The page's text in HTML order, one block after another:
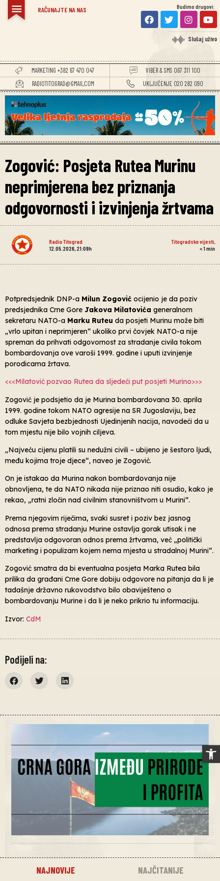
RAČUNAJTE NA NAS Budimo drugovi:
Slušaj uživo
MARKETING +382 67 470 047
VIBER & SMS 067 311 100
RADIOTITOGRAD@GMAIL.COM
UKLJUČENJE 020 282 090
Zogović: Posjeta Rutea Murinu
neprimjerena bez priznanja
odgovornosti i izvinjenja žrtvama
Radio Titograd Titogradske vijesti
12.05.2026, 21:09h
< 1 min
Potpredsjednik DNP-a Milun Zogović ocijenio je da poziv
predsjednika Crne Gore Jakova Milatovića generalnom
sekretaru NATO-a Marku Ruteu da posjeti Murinu može biti
„vrlo upitan i neprimjeren“ ukoliko prvi čovjek NATO-a nije
spreman da prihvati odgovornost za stradanje civila tokom
bombardovanja ove varoši 1999. godine i uputi izvinjenje
porodicama žrtava.
<<<Milatović pozvao Rutea da sljedeći put posjeti Murino>>>
Zogović je podsjetio da je Murina bombardovana 30. aprila
1999. godine tokom NATO agresije na SR Jugoslaviju, bez
odluke Savjeta bezbjednosti Ujedinjenih nacija, navodeći da u
tom mjestu nije bilo vojnih ciljeva.
„Najveću cijenu platili su nedužni civili – ubijeno je šestoro ljudi,
među kojima troje djece“, naveo je Zogović.
On je istakao da Murina nakon bombardovanja nije
obnovljena, te da NATO nikada nije priznao niti osudio, kako je
rekao, „ratni zločin nad civilnim stanovništvom u Murini“.
Prema njegovim riječima, svaki susret i poziv bez jasnog
odnosa prema stradanju Murine ostavlja gorak utisak i ne
predstavlja odgovoran odnos prema žrtvama, već „politički
marketing i populizam kojem nema mjesta u stradalnoj Murini“.
Zogović smatra da bi eventualna posjeta Marka Rutea bila
prilika da građani Crne Gore dobiju odgovore na pitanja da li je
tadašnje državno rukovodstvo bilo obaviješteno o
bombardovanju Murine i da li je neko prikrio tu informaciju.
Izvor: CdM
Podijeli na:
NAJNOVIJE NAJČITANIJE